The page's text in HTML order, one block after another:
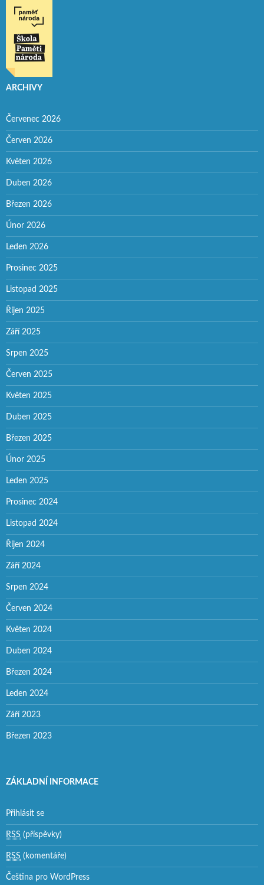
ARCHIVY
Červenec 2026
Červen 2026
Květen 2026
Duben 2026
Březen 2026
Únor 2026
Leden 2026
Prosinec 2025
Listopad 2025
Říjen 2025
Září 2025
Srpen 2025
Červen 2025
Květen 2025
Duben 2025
Březen 2025
Únor 2025
Leden 2025
Prosinec 2024
Listopad 2024
Říjen 2024
Září 2024
Srpen 2024
Červen 2024
Květen 2024
Duben 2024
Březen 2024
Leden 2024
Září 2023
Březen 2023
ZÁKLADNÍ INFORMACE
Přihlásit se
RSS (příspěvky)
RSS (komentáře)
Čeština pro WordPress